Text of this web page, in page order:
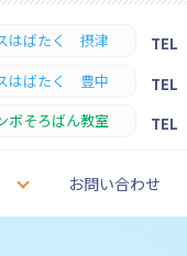
はばたく 摂津 TEL
はばたく 豊中 TEL
ボそろばん教室 TEL
お問い合わせ